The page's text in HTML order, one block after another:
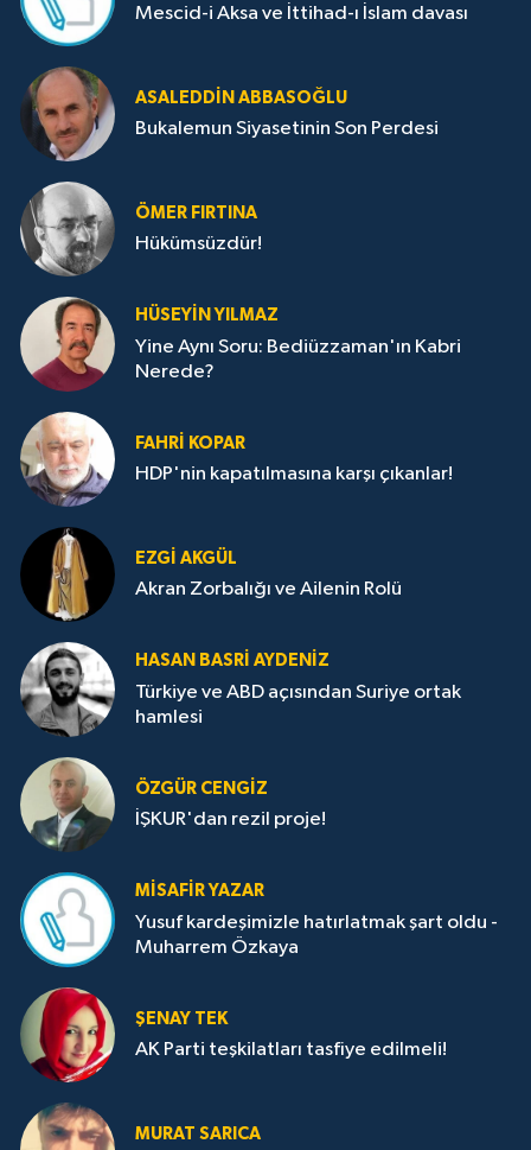
Mescid-i Aksa ve İttihad-ı İslam davası
ASALEDDIN ABBASOĞLU
Bukalemun Siyasetinin Son Perdesi
ÖMER FIRTINA
Hükümsüzdür!
HÜSEYIN YILMAZ
Yine Aynı Soru: Bediüzzaman'ın Kabri
Nerede?
FAHRI KOPAR
HDP'nin kapatılmasına karşı çıkanlar!
EZGI AKGÜL
Akran Zorbalığı ve Ailenin Rolü
HASAN BASRI AYDENIZ
Türkiye ve ABD açısından Suriye ortak
hamlesi
ÖZGÜR CENGIZ
İŞKUR'dan rezil proje!
MISAFIR YAZAR
Yusuf kardeşimizle hatırlatmak şart oldu -
Muharrem Özkaya
ŞENAY TEK
AK Parti teşkilatları tasfiye edilmeli!
MURAT SARICA